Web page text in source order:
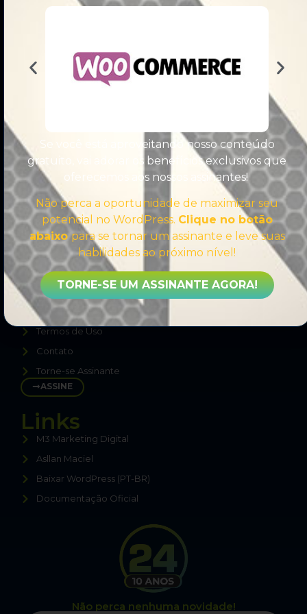
Comprometido a compartilhar sempre o melhor
conteúdo sobre WordPress, sem enrolação,
direto ao ponto, para te tornar um Especialista.
Sobre
Sobre Nós
Política de Privacidade
Termos de Uso
Contato
Torne-se Assinante
ASSINE
Links
M3 Marketing Digital
Asllan Maciel
Baixar WordPress (PT-BR)
Documentação Oficial
Não perca nenhuma novidade!
Se você está aproveitando nosso conteúdo
gratuito, vai adorar os benefícios exclusivos que
oferecemos aos nossos assinantes!
Não perca a oportunidade de maximizar seu
potencial no WordPress. Clique no botão
abaixopara se tornar um assinante e leve suas
habilidades ao próximo nível!
TORNE-SE UM ASSINANTE AGORA!